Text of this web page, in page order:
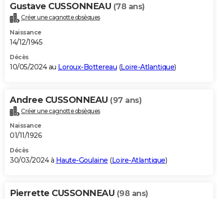
Gustave CUSSONNEAU (78 ans)
Créer une cagnotte obsèques
Naissance
14/12/1945
Décès
10/05/2024 au Loroux-Bottereau (Loire-Atlantique)
Andree CUSSONNEAU (97 ans)
Créer une cagnotte obsèques
Naissance
01/11/1926
Décès
30/03/2024 à Haute-Goulaine (Loire-Atlantique)
Pierrette CUSSONNEAU (98 ans)